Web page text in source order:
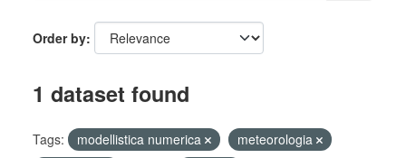
Order by
1 dataset found
Tags: modellistica numerica
meteorologia